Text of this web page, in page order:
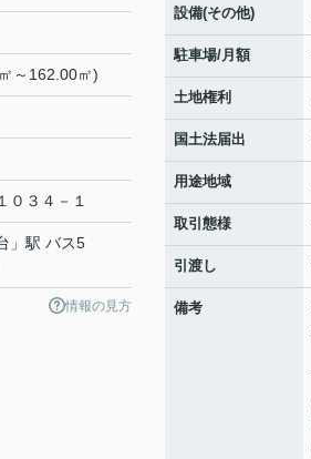
～162.00㎡)
１０３４－１
」駅 バス5
情報の見方
設備(その他)
駐車場/月額
土地権利
国土法届出
用途地域
取引態様
引渡し
備考